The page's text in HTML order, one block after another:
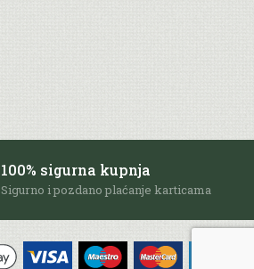
100% sigurna kupnja
Sigurno i pozdano plaćanje karticama